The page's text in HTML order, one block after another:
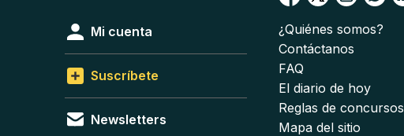
Mi cuenta
Suscríbete
Newsletters
¿Quiénes somos?
Contáctanos
FAQ
El diario de hoy
Reglas de concursos
Mapa del sitio